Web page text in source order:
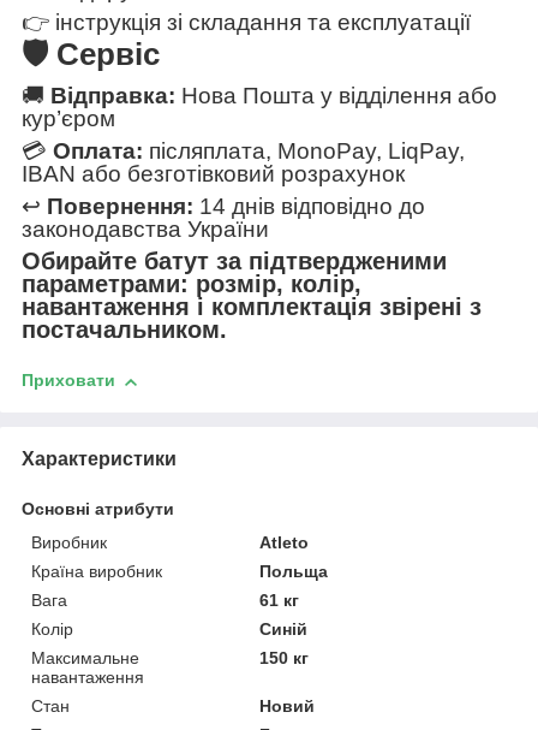
👉 інструкція зі складання та експлуатації
🛡 Сервіс
🚚 Відправка: Нова Пошта у відділення або
кур’єром
💳 Оплата: післяплата, MonoPay, LiqPay,
IBAN або безготівковий розрахунок
↩️ Повернення: 14 днів відповідно до
законодавства України
Обирайте батут за підтвердженими
параметрами: розмір, колір,
навантаження і комплектація звірені з
постачальником.
Приховати
Характеристики
Основні атрибути
Виробник
Atleto
Країна виробник
Польща
Вага
61 кг
Колір
Синій
Максимальне
навантаження
150 кг
Стан
Новий